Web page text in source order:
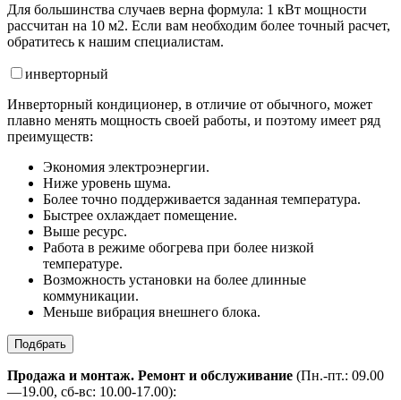
Для большинства случаев верна формула: 1 кВт мощности
рассчитан на 10 м2. Если вам необходим более точный расчет,
обратитесь к нашим специалистам.
инверторный
Инверторный кондиционер, в отличие от обычного, может
плавно менять мощность своей работы, и поэтому имеет ряд
преимуществ:
Экономия электроэнергии.
Ниже уровень шума.
Более точно поддерживается заданная температура.
Быстрее охлаждает помещение.
Выше ресурс.
Работа в режиме обогрева при более низкой
температуре.
Возможность установки на более длинные
коммуникации.
Меньше вибрация внешнего блока.
Подбрать
Продажа и монтаж. Ремонт и обслуживание (Пн.-пт.: 09.00
—19.00, сб-вс: 10.00-17.00):